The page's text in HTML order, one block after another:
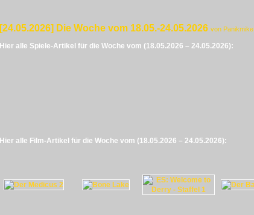
[24.05.2026] Die Woche vom 18.05.-24.05.2026 von Panikmike
Hier alle Spiele-Artikel für die Woche vom (18.05.2026 – 24.05.2026):
Hier alle Film-Artikel für die Woche vom (18.05.2026 – 24.05.2026):